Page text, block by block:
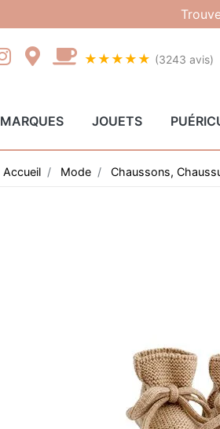
★★★★★ (3243 avis)
MARQUES JOUETS
Accueil Mode Chaussons,